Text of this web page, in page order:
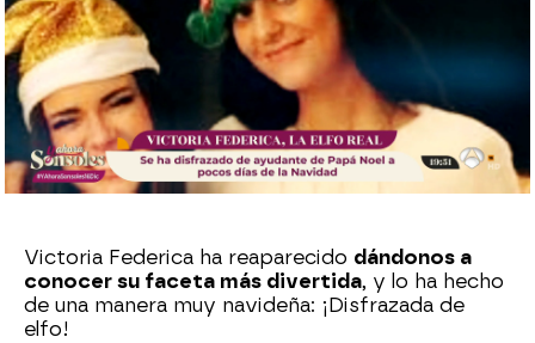
Sara Ruiz
Publicado: 16 de diciembre de 2022, 19:54
WhatsappFacebook
X Flipboard
Victoria Federica ha reaparecido dándonos a
conocer su faceta más divertida, y lo ha hecho
de una manera muy navideña: ¡Disfrazada de
elfo!